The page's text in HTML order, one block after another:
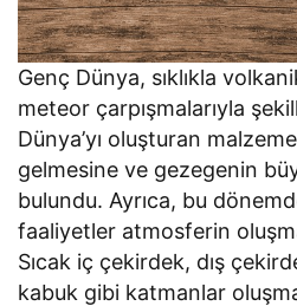
Genç Dünya, sıklıkla
meteor çarpışmalarıyla
Dünya’yı oluşturan
gelmesine ve gezegenin
bulundu. Ayrıca, bu
faaliyetler atmosferin
Sıcak iç çekirdek, dış
kabuk gibi katmanlar